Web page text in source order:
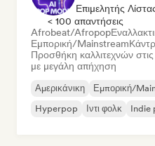
Επιμελητής
< 100 απαντήσεις
Afrobeat/Afropop
Εμπορική/Mainstream
Προσθήκη καλλιτεχνών
με μεγάλη απήχηση
Αμερικάνικη Εμπορική/
Hyperpop
Ιντι φολκ Indie